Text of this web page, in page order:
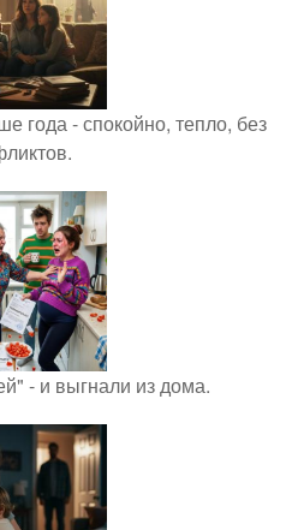
года - спокойно, тепло, без
- и выгнали из дома.